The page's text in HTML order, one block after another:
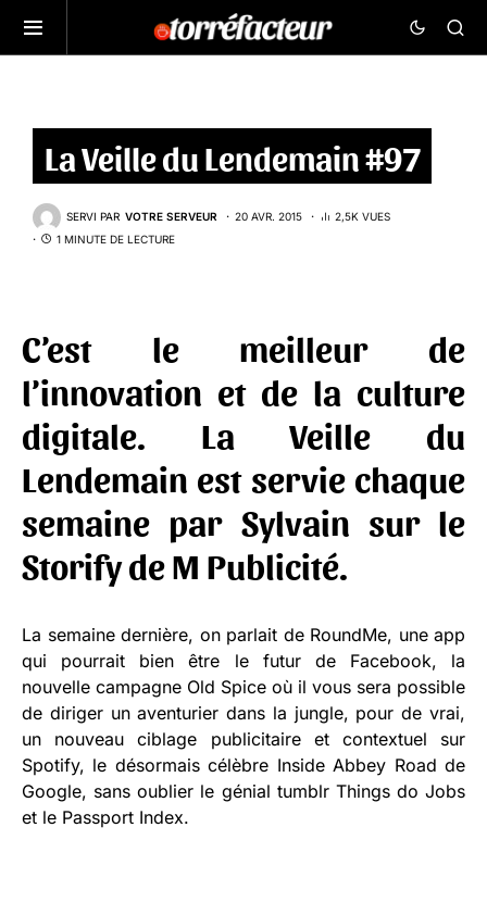
La Veille du Lendemain #97
SERVI PAR VOTRE SERVEUR 20 AVR. 2015
2,5K VUES
1 MINUTE DE LECTURE
C’est le meilleur de
l’innovation et de la culture
digitale. La Veille du
Lendemain est servie chaque
semaine par Sylvain sur le
StorifydeM Publicité.
La semaine dernière, on parlait de RoundMe, une app
qui pourrait bien être le futur de Facebook, la
nouvelle campagne Old Spice où il vous sera possible
de diriger un aventurier dans la jungle, pour de vrai,
un nouveau ciblage publicitaire et contextuel sur
Spotify, le désormais célèbre Inside Abbey Road de
Google, sans oublier le génial tumblr Things do Jobs
et le Passport Index.